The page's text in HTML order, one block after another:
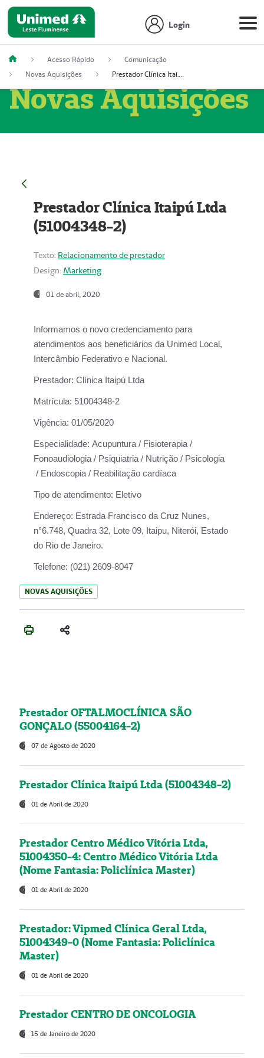
Login
Acesso Rápido
Comunicação
Novas Aquisições
Prestador Clínica Itaipú Ltda (51004348-2)
Novas Aquisições
Prestador Clínica Itaipú Ltda
(51004348-2)
Texto: Relacionamento de prestador
Design: Marketing
01 de abril, 2020
Informamos o novo credenciamento para
atendimentos aos beneficiários da Unimed Local,
Intercâmbio Federativo e Nacional.
Prestador: Clínica Itaipú Ltda
Matrícula: 51004348-2
Vigência: 01/05/2020
Especialidade: Acupuntura / Fisioterapia /
Fonoaudiologia / Psiquiatria / Nutrição / Psicologia
/ Endoscopia / Reabilitação cardíaca
Tipo de atendimento: Eletivo
Endereço: Estrada Francisco da Cruz Nunes,
n°6.748, Quadra 32, Lote 09, Itaipu, Niterói, Estado
do Rio de Janeiro.
Telefone: (021) 2609-8047
NOVAS AQUISIÇÕES
Prestador OFTALMOCLÍNICA SÃO
GONÇALO (55004164-2)
07 de Agosto de 2020
Prestador Clínica Itaipú Ltda (51004348-2)
01 de Abril de 2020
Prestador Centro Médico Vitória Ltda,
51004350-4: Centro Médico Vitória Ltda
(Nome Fantasia: Policlínica Master)
01 de Abril de 2020
Prestador: Vipmed Clínica Geral Ltda,
51004349-0 (Nome Fantasia: Policlínica
Master)
01 de Abril de 2020
Prestador CENTRO DE ONCOLOGIA
15 de Janeiro de 2020